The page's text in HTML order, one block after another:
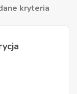
kryteria